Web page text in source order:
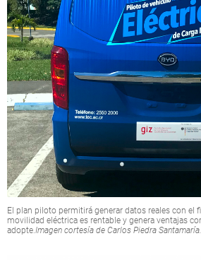
El plan piloto permitirá generar datos reales con el
movilidad eléctrica es rentable y genera ventajas
adopte. Imagen cortesía de Carlos Piedra Santamaría.